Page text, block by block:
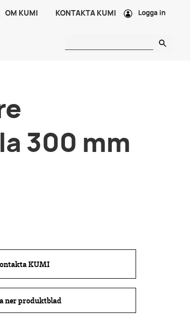
OM KUMI KONTAKTA KUMI Logga in
300 mm
KUMI
ner produktblad